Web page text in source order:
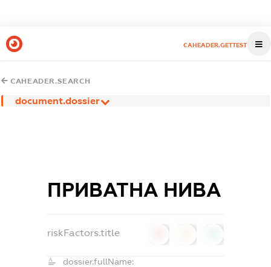
CAHEADER.GETTEST
CAHEADER.SEARCH
document.dossier
ПРИВАТНА НИВА
riskFactors.title
dossier.fullName: